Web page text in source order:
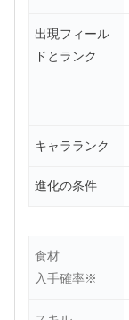
出現フィール
ドとランク
キャラランク
進化の条件
食材
入手確率※